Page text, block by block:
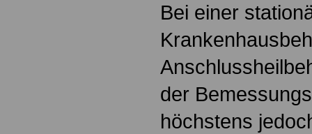
Bei einer
der
höchstens